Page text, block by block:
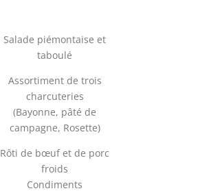
Salade piémontaise et
taboulé
Assortiment de trois
charcuteries
(Bayonne, pâté de
campagne, Rosette)
Rôti de bœuf et de porc
froids
Condiments